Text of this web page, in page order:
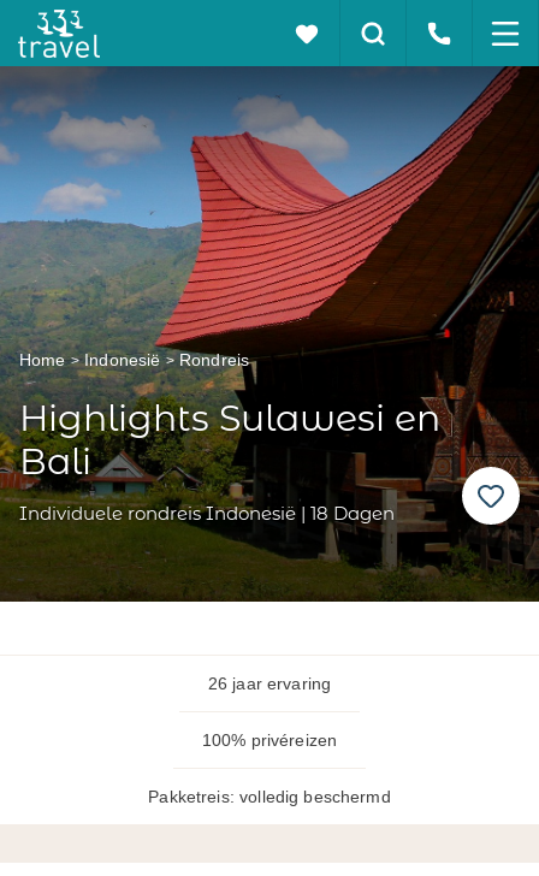
Home Indonesië Rondreis
Highlights Sulawesi en
Bali
Individuele rondreis Indonesië | 18 Dagen
26 jaar ervaring
100% privéreizen
Pakketreis: volledig beschermd